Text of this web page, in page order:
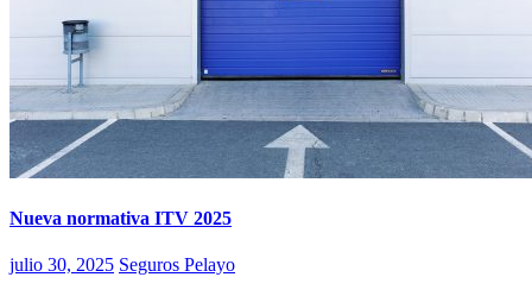
Nueva normativa ITV 2025
julio 30, 2025 Seguros Pelayo